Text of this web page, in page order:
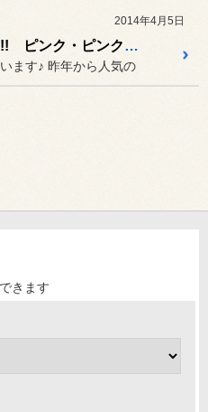
2014年4月5日
ホイールペイト!! ピンク・ピンク・ピンク!!
ます♪ 昨年から人気の
きます